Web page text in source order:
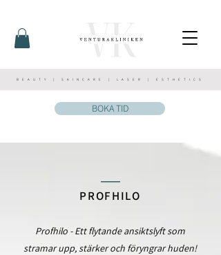
BEAUTY | SKINCARE | LASER | ESTHETICS
BOKA TID
PROFHILO
Profhilo - Ett flytande ansiktslyft som
stramar upp, stärker och föryngrar huden!